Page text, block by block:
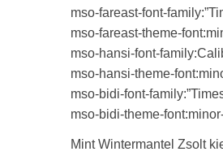
mso-fareast-font-
mso-fareast-theme-
mso-hansi-font-
mso-hansi-theme-
mso-bidi-font-
mso-bidi-theme-
Mint Wintermantel Zsolt